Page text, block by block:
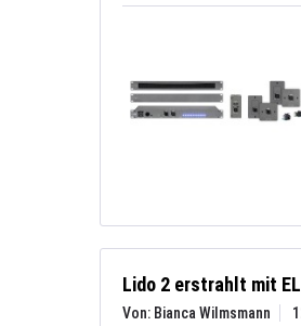
Lido 2 erstrahlt mit
Von: Bianca Wilmsmann